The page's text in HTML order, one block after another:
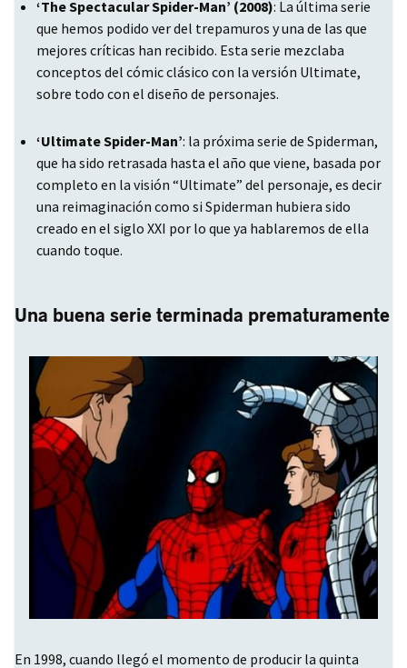
‘The Spectacular Spider-Man’ (2008): La última serie
que hemos podido ver del trepamuros y una de las que
mejores críticas han recibido. Esta serie mezclaba
conceptos del cómic clásico con la versión Ultimate,
sobre todo con el diseño de personajes.
‘Ultimate Spider-Man’: la próxima serie de Spiderman,
que ha sido retrasada hasta el año que viene, basada por
completo en la visión “Ultimate” del personaje, es decir
una reimaginación como si Spiderman hubiera sido
creado en el siglo XXI por lo que ya hablaremos de ella
cuando toque.
Una buena serie terminada prematuramente
En 1998, cuando llegó el momento de producir la quinta